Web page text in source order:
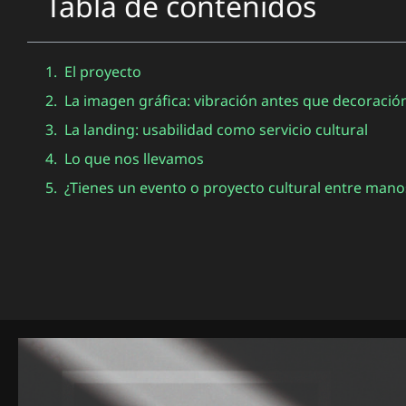
El proyecto
La imagen gráfica: vibración antes que
La landing: usabilidad como servicio cultural
Lo que nos llevamos
¿Tienes un evento o proyecto cultural entre